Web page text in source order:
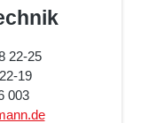
22-25
19
003